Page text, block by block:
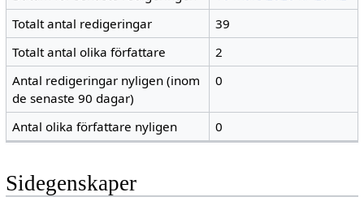
Totalt antal redigeringar
39
Totalt antal olika författare
2
Antal redigeringar nyligen (inom
de senaste 90 dagar)
0
Antal olika författare nyligen 0
Sidegenskaper